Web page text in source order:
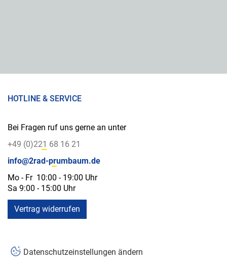
HOTLINE & SERVICE
Bei Fragen ruf uns gerne an unter
+49 (0)221 68 16 21
info@2rad-prumbaum.de
Mo - Fr 10:00 - 19:00 Uhr
Sa 9:00 - 15:00 Uhr
Vertrag widerrufen
Datenschutzeinstellungen ändern